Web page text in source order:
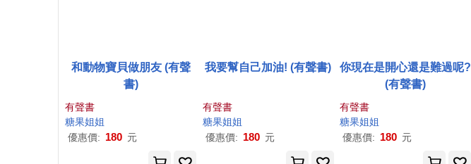
和動物寶貝做朋友 (有聲
書)
有聲書
糖果姐姐
優惠價: 180 元
我要幫自己加油! (有聲書)
有聲書
糖果姐姐
優惠價: 180 元
你現在是開心還是難過呢?
(有聲書)
有聲書
糖果姐姐
優惠價: 180 元